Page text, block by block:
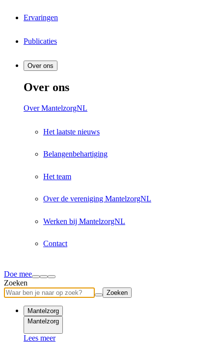
Ervaringen
Publicaties
Over ons
Over ons
Over MantelzorgNL
Het laatste nieuws
Belangenbehartiging
Het team
Over de vereniging MantelzorgNL
Werken bij MantelzorgNL
Contact
Doe mee
Zoeken
Zoeken
Mantelzorg
Mantelzorg
Lees meer